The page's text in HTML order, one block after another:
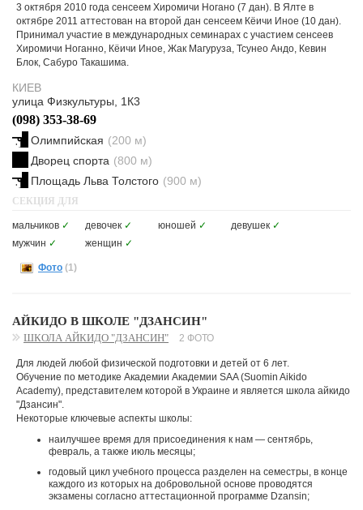
3 октября 2010 года сенсеем Хиромичи Ногано (7 дан). В Ялте в
октябре 2011 аттестован на второй дан сенсеем Кёичи Иное (10 дан).
Принимал участие в международных семинарах с участием сенсеев
Хиромичи Ноганно, Кёичи Иное, Жак Магуруза, Тсунео Андо, Кевин
Блок, Сабуро Такашима.
КИЕВ
улица Физкультуры, 1К3
(098) 353-38-69
Олимпийская (200 м)
Дворец спорта (800 м)
Площадь Льва Толстого (900 м)
СЕКЦИЯ ДЛЯ
мальчиков ✓ девочек ✓ юношей ✓ девушек ✓
мужчин ✓ женщин ✓
Фото (1)
АЙКИДО В ШКОЛЕ "ДЗАНСИН"
ШКОЛА АЙКИДО "ДЗАНСИН" 2 ФОТО
Для людей любой физической подготовки и детей от 6 лет.
Обучение по методике Академии Академии SAA (Suomin Aikido
Academy), представителем которой в Украине и является школа айкидо
"Дзансин".
Некоторые ключевые аспекты школы:
наилучшее время для присоединения к нам — сентябрь,
февраль, а также июль месяцы;
годовый цикл учебного процесса разделен на семестры, в конце
каждого из которых на добровольной основе проводятся
экзамены согласно аттестационной программе Dzansin;